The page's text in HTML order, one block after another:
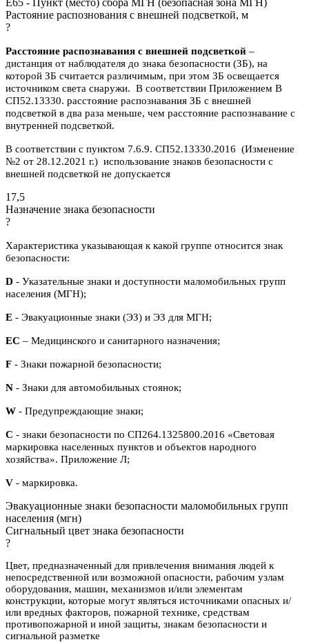
E65 - Пункт (место) сбора МГН (безопасная зона МГН)
Растояние распознования с внешней подсветкой, м
?
Расстояние распознавания с внешней подсветкой –
дистанция от наблюдателя до знака безопасности (ЗБ), на
которой ЗБ считается различимым, при этом ЗБ освещается
источником света снаружи. В соответствии Приложением В
СП52.13330. расстояние распознавания ЗБ с внешней
подсветкой в два раза меньше, чем расстояние распознавание с
внутренней подсветкой.
В соответствии с пунктом 7.6.9. СП52.13330.2016 (Изменение
№2 от 28.12.2021 г.) использование знаков безопасности с
внешней подсветкой не допускается
17,5
Назначение знака безопасности
?
Характеристика указывающая к какой группе относится знак
безопасности:
D - Указательные знаки и доступности маломобильных групп
населения (МГН);
E - Эвакуационные знаки (ЭЗ) и ЭЗ для МГН;
ЕС – Медицинского и санитарного назначения;
F - Знаки пожарной безопасности;
N - Знаки для автомобильных стоянок;
W - Предупреждающие знаки;
С - знаки безопасности по СП264.1325800.2016 «Световая
маркировка населенных пунктов и объектов народного
хозяйства». Приложение Л;
V - маркировка.
Эвакуационные знаки безопасности маломобильных групп
населения (мгн)
Сигнальный цвет знака безопасности
?
Цвет, предназначенный для привлечения внимания людей к
непосредственной или возможной опасности, рабочим узлам
оборудования, машин, механизмов и/или элементам
конструкции, которые могут являться источниками опасных и/
или вредных факторов, пожарной технике, средствам
противопожарной и иной защиты, знакам безопасности и
сигнальной разметке